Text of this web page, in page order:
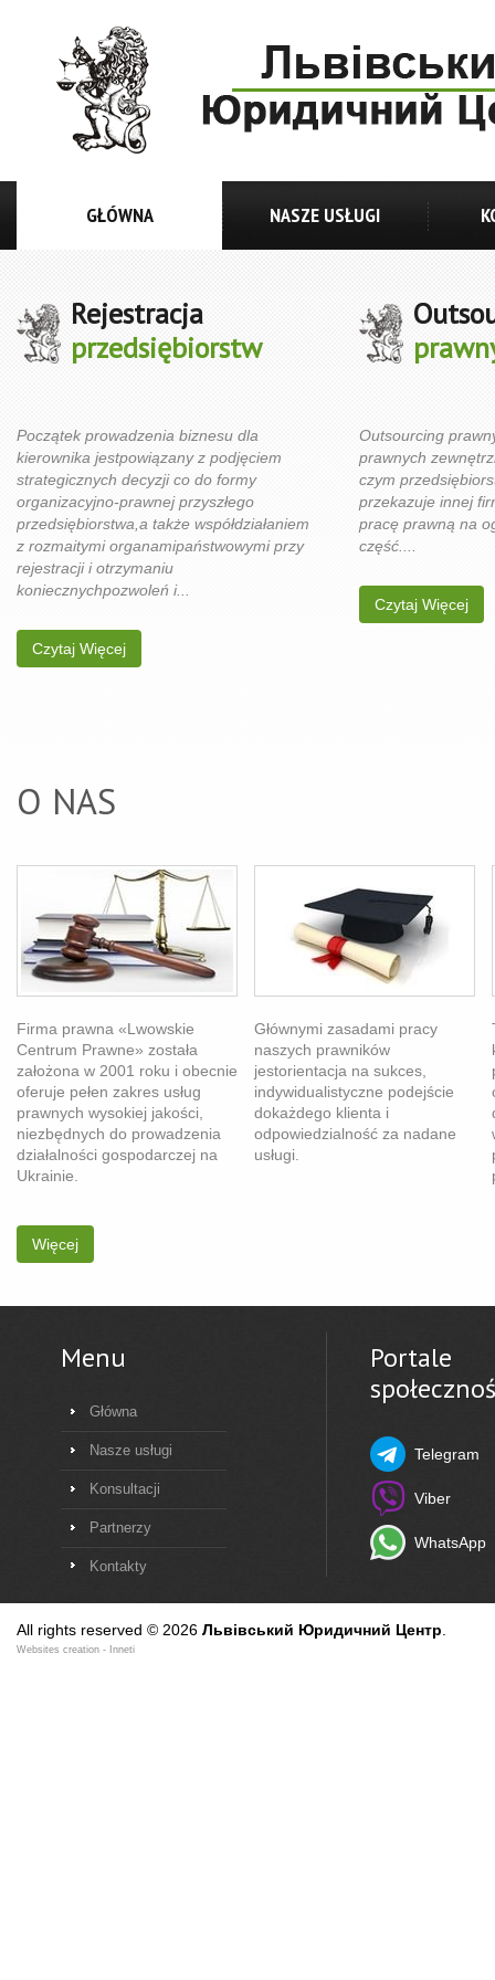
GŁÓWNA NASZE USŁUGI
Rejestracja
przedsiębiorstw
Początek prowadzenia biznesu dla
kierownika jestpowiązany z podjęciem
strategicznych decyzji co do formy
organizacyjno-prawnej przyszłego
przedsiębiorstwa,a także współdziałaniem
z rozmaitymi organamipaństwowymi przy
rejestracji i otrzymaniu
koniecznychpozwoleń i...
Czytaj Więcej
Outsourcing
prawnych
czym
przekazuje innej
pracę prawną na
część....
Czytaj Więcej
O NAS
Firma prawna «Lwowskie
Centrum Prawne» została
założona w 2001 roku i obecnie
oferuje pełen zakres usług
prawnych wysokiej jakości,
niezbędnych do prowadzenia
działalności gospodarczej na
Ukrainie.
Głównymi zasadami pracy
naszych prawników
jestorientacja na sukces,
indywidualistyczne podejście
dokażdego klienta i
odpowiedzialność za nadane
usługi.
Więcej
Menu
Główna
Nasze usługi
Konsultacji
Partnerzy
Kontakty
Portale
Telegram
Viber
WhatsApp
All rights reserved © 2026 Львівський Юридичний Центр
Websites creation - Inneti